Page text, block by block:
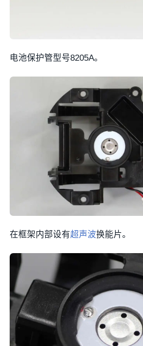
电池保护管型号8205A。
在框架内部设有超声波换能片。